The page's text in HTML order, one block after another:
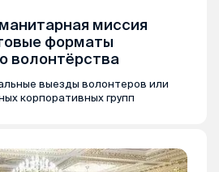
миссия
форматы
волонтёрства
выезды волонтеров или
корпоративных групп